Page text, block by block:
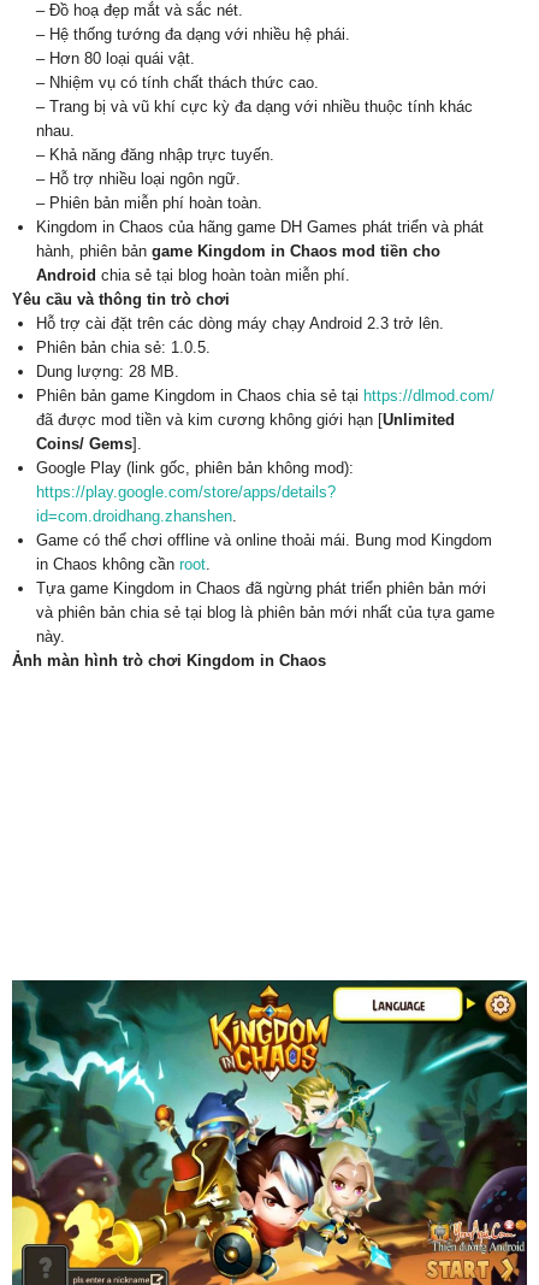
– Đồ hoạ đẹp mắt và sắc nét.
– Hệ thống tướng đa dạng với nhiều hệ phái.
– Hơn 80 loại quái vật.
– Nhiệm vụ có tính chất thách thức cao.
– Trang bị và vũ khí cực kỳ đa dạng với nhiều thuộc tính khác
nhau.
– Khả năng đăng nhập trực tuyến.
– Hỗ trợ nhiều loại ngôn ngữ.
– Phiên bản miễn phí hoàn toàn.
Kingdom in Chaos của hãng game DH Games phát triển và phát
hành, phiên bản game Kingdom in Chaos mod tiền cho
Android chia sẻ tại blog hoàn toàn miễn phí.
Yêu cầu và thông tin trò chơi
Hỗ trợ cài đặt trên các dòng máy chạy Android 2.3 trở lên.
Phiên bản chia sẻ: 1.0.5.
Dung lượng: 28 MB.
Phiên bản game Kingdom in Chaos chia sẻ tại https://dlmod.com/
đã được mod tiền và kim cương không giới hạn [Unlimited
Coins/ Gems].
Google Play (link gốc, phiên bản không mod):
https://play.google.com/store/apps/details?
id=com.droidhang.zhanshen.
Game có thể chơi offline và online thoải mái. Bung mod Kingdom
in Chaos không cần root.
Tựa game Kingdom in Chaos đã ngừng phát triển phiên bản mới
và phiên bản chia sẻ tại blog là phiên bản mới nhất của tựa game
này.
Ảnh màn hình trò chơi Kingdom in Chaos